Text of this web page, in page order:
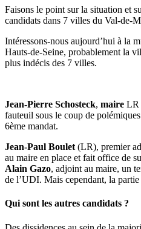
Faisons le point sur la situation et
candidats dans 7 villes du Val-de-
Intéressons-nous aujourd’hui à la
Hauts-de-Seine, probablement la
plus indécis des 7 villes.
Jean-Pierre Schosteck, maire LR
fauteuil sous le coup de
6ème mandat.
Jean-Paul Boulet (LR), premier
au maire en place et fait office de
Alain Gazo, adjoint au maire, un
de l’UDI. Mais cependant, la partie
Qui sont les autres candidats ?